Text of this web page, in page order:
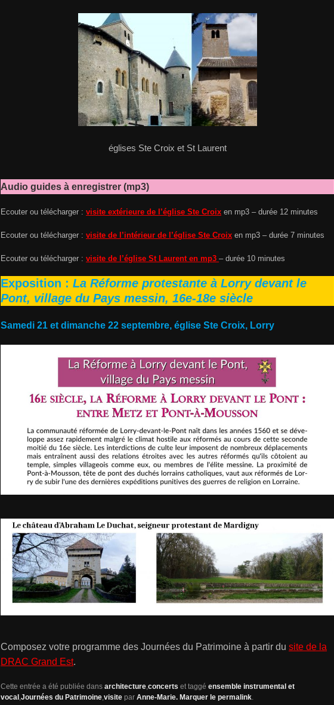
églises Ste Croix et St Laurent
Audio guides à enregistrer (mp3)
Ecouter ou télécharger : visite extérieure de l’église Ste Croix en mp3 – durée 12 minutes
Ecouter ou télécharger : visite de l’intérieur de l’église Ste Croix en mp3 – durée 7 minutes
Ecouter ou télécharger : visite de l’église St Laurent en mp3 – durée 10 minutes
Exposition : La Réforme protestante à Lorry devant le
Pont, village du Pays messin, 16e-18e siècle
Samedi 21 et dimanche 22 septembre, église Ste Croix, Lorry
Composez votre programme des Journées du Patrimoine à partir du site de la
DRAC Grand Est.
Cette entrée a été publiée dans architecture concerts et taggé ensemble instrumental et
vocal Journées du Patrimoine visite par Anne-Marie. Marquer le permalink